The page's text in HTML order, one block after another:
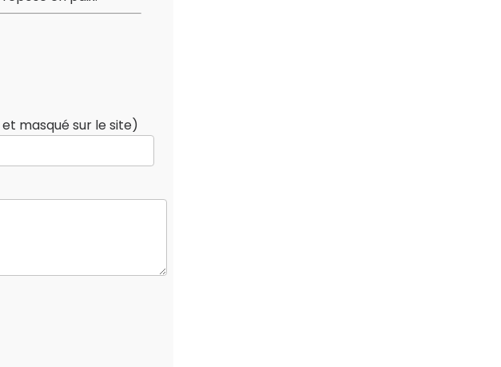
masqué sur le site)